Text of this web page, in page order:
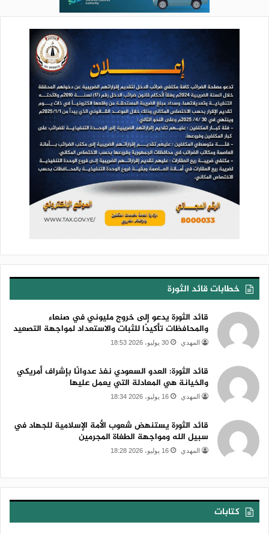
خطابات قائد الثورة
قائد الثورة يدعو إلى خروج مليوني في صنعاء
والمحافظات تأكيدًا للثبات والاستعداد لمواجهة التصعيد
المهدي 30 يوليو، 2026 18:53
قائد الثورة: العدو السعودي نفذ عدوانًا بإشراف أمريكي
والخيانة هي المعادلة التي يعمل عليها
المهدي 16 يوليو، 2026 18:34
قائد الثورة يستنهض شعوب الأمة الإسلامية للجهاد في
سبيل الله ومواجهة الطغاة المجرمين
المهدي 16 يوليو، 2026 18:28
كتابات